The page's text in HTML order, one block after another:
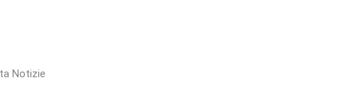
Notizie